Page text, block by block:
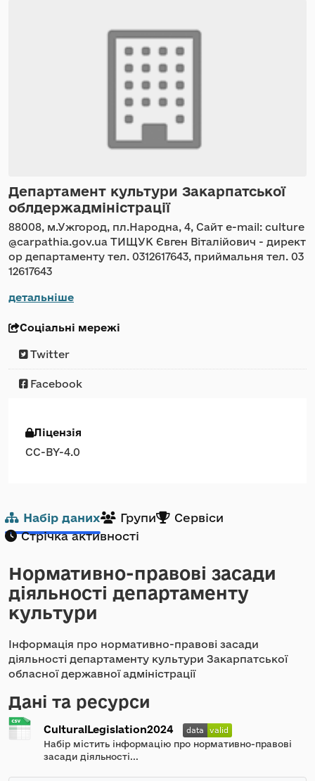
Департамент культури Закарпатської
облдержадміністрації
88008, м.Ужгород, пл.Народна, 4, Сайт e-mail: culture
@carpathia.gov.ua ТИЩУК Євген Віталійович - директ
ор департаменту тел. 0312617643, приймальня тел. 03
12617643
детальніше
Соціальні мережі
Twitter
Facebook
Ліцензія
CC-BY-4.0
Набір даних Групи
Сервіси
Стрічка активності
Нормативно-правові засади
діяльності департаменту
культури
Інформація про нормативно-правові засади
діяльності департаменту культури Закарпатської
обласної державної адміністрації
Дані та ресурси
CulturalLegislation2024
Набір містить інформацію про нормативно-правові
засади діяльності...